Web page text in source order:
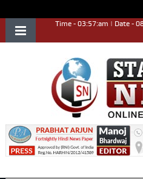
Time - 03:57:am | Date -